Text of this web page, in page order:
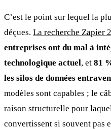
C’est le point sur lequel la
déçues. La recherche Zapier
entreprises ont du mal à
technologique actuel, et 81
les silos de données
modèles sont capables ; le
raison structurelle pour
convertissent si souvent pas